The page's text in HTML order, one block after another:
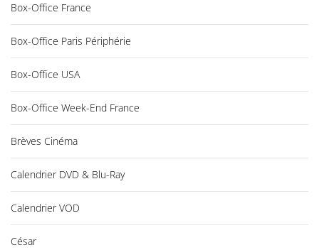
Box-Office France
Box-Office Paris Périphérie
Box-Office USA
Box-Office Week-End France
Brèves Cinéma
Calendrier DVD & Blu-Ray
Calendrier VOD
César